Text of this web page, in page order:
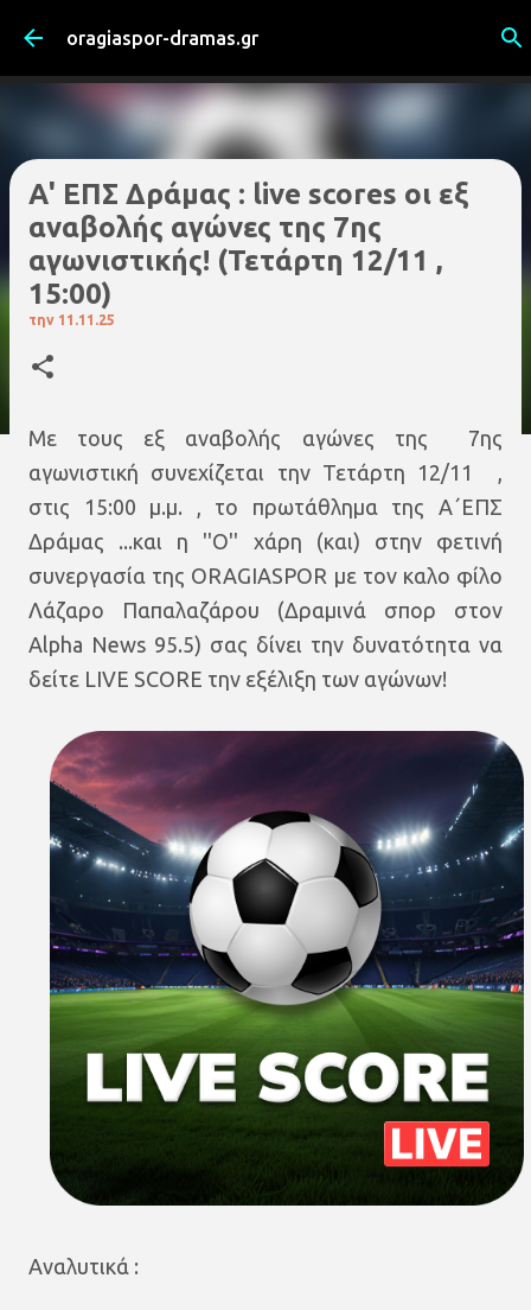
Μετάβαση στο κύριο περιεχόμενο
oragiaspor-dramas.gr
Α' ΕΠΣ Δράμας : live scores οι εξ
αναβολής αγώνες της 7ης
αγωνιστικής! (Τετάρτη 12/11 ,
15:00)
την 11.11.25
Με τους εξ αναβολής αγώνες της 7ης
αγωνιστική συνεχίζεται την Τετάρτη 12/11 ,
στις 15:00 μ.μ. , το πρωτάθλημα της Α΄ΕΠΣ
Δράμας ...και η ''Ο'' χάρη (και) στην φετινή
συνεργασία της ORAGIASPOR με τον καλο φίλο
Λάζαρο Παπαλαζάρου (Δραμινά σπορ στον
Alpha News 95.5) σας δίνει την δυνατότητα να
δείτε LIVE SCORE την εξέλιξη των αγώνων!
Αναλυτικά :